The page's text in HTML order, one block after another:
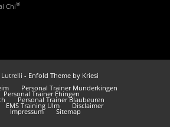
Chi®
- Enfold Theme by Kriesi
Personal Trainer Munderkingen
Personal Trainer Ehingen
Personal Trainer Blaubeuren
EMS Training Ulm Disclaimer
Impressum Sitemap